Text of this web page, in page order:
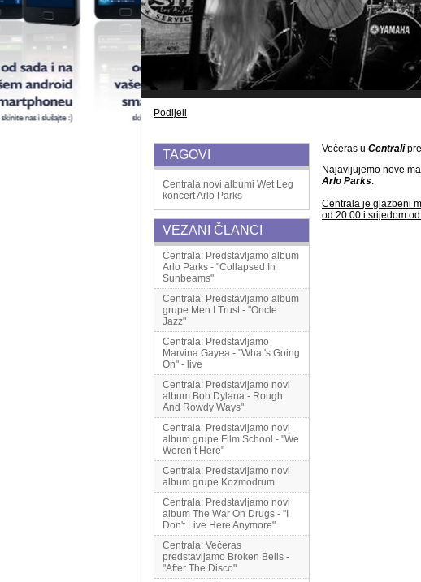
Podijeli
TAGOVI
Centrala novi albumi Wet Leg
koncertArlo Parks
VEZANI ČLANCI
Centrala: Predstavljamo album
Arlo Parks - "Collapsed In
Sunbeams"
Centrala: Predstavljamo album
grupe Men I Trust - "Oncle
Jazz"
Centrala: Predstavljamo
Marvina Gayea - "What's Going
On" - live
Centrala: Predstavljamo novi
album Bob Dylana - Rough
And Rowdy Ways"
Centrala: Predstavljamo novi
album grupe Film School - "We
Weren’t Here"
Centrala: Predstavljamo novi
album grupe Kozmodrum
Centrala: Predstavljamo novi
album The War On Drugs - "I
Don't Live Here Anymore"
Centrala: Večeras
predstavljamo Broken Bells -
"After The Disco"
Večeras u Centrali
Najavljujemo nove
Arlo Parks.
Centrala je glazbeni
od 20:00 i srijedom